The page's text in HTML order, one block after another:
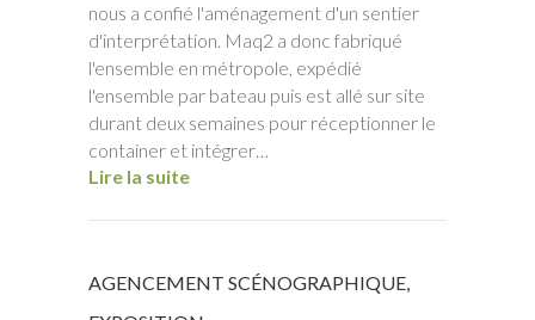
nous a confié l'aménagement d'un sentier
d'interprétation. Maq2 a donc fabriqué
l'ensemble en métropole, expédié
l'ensemble par bateau puis est allé sur site
durant deux semaines pour réceptionner le
container et intégrer…
Lire la suite
AGENCEMENT SCÉNOGRAPHIQUE,